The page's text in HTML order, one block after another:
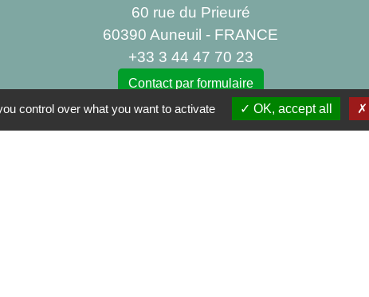
60 rue du Prieuré
60390 Auneuil - FRANCE
+33 3 44 47 70 23
Contact par formulaire
control over what you want to activate OK, accept all